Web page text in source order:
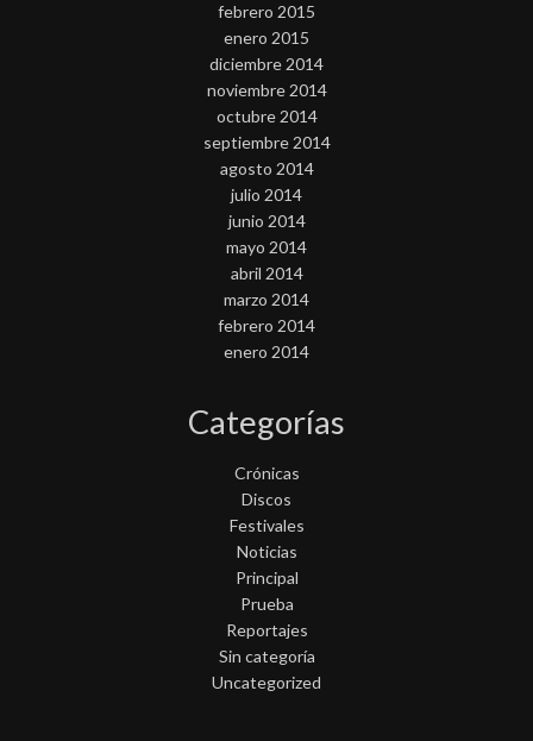
febrero 2015
enero 2015
diciembre 2014
noviembre 2014
octubre 2014
septiembre 2014
agosto 2014
julio 2014
junio 2014
mayo 2014
abril 2014
marzo 2014
febrero 2014
enero 2014
Categorías
Crónicas
Discos
Festivales
Noticias
Principal
Prueba
Reportajes
Sin categoría
Uncategorized